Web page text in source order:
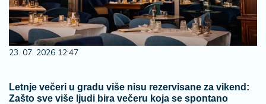
23. 07. 2026 12:47
Letnje večeri u gradu više nisu rezervisane za vikend:
Zašto sve više ljudi bira večeru koja se spontano